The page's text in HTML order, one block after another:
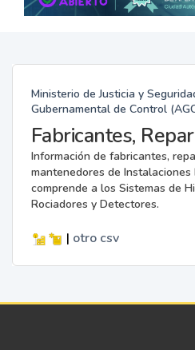
Ministerio de Justicia y
Gubernamental de Control
Información de fabricantes,
mantenedores de Instalaciones
comprende a los Sistemas de
Rociadores y Detectores.
| otro csv